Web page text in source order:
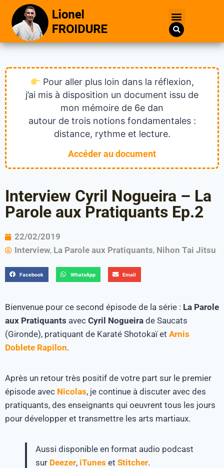
Pour aller plus loin dans la réflexion,
j’ai mis à disposition un document issu de
mon mémoire de 6e dan
autour de trois notions fondamentales :
distance, rythme et lecture.
Accéder au document
Interview Cyril Nogueira – La
Parole aux Pratiquants Ep.2
22/02/2019
Interview, La Parole aux Pratiquants, Nihon Tai Jitsu
Facebook WhatsApp Email
Bienvenue pour ce second épisode de la série : La Parole
aux Pratiquants avec Cyril Nogueira de Saucats
(Gironde), pratiquant de Karaté Shotokaï et Arnis
Doblete Rapilon.
Après un retour très positif de votre part sur le premier
épisode avec Nicolas, je continue à discuter avec des
pratiquants, des enseignants qui oeuvrent tous les jours
pour développer et transmettre les arts martiaux.
Aussi disponible en format audio podcast
sur Deezer, iTunes et Stitcher.